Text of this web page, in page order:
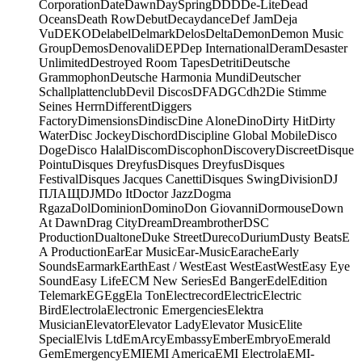
CorporationDateDawnDaySpringDDDDe-LiteDead
OceansDeath RowDebutDecaydanceDef JamDeja
VuDEKODelabelDelmarkDelosDeltaDemonDemon Music
GroupDemosDenovaliDEPDep InternationalDeramDesaster
UnlimitedDestroyed Room TapesDetritiDeutsche
GrammophonDeutsche Harmonia MundiDeutscher
SchallplattenclubDevil DiscosDFADGCdh2Die Stimme
Seines HerrnDifferentDiggers
FactoryDimensionsDindiscDine AloneDinoDirty HitDirty
WaterDisc JockeyDischordDiscipline Global MobileDisco
DogeDisco HalalDiscomDiscophonDiscoveryDiscreetDisque
PointuDisques DreyfusDisques DreyfusDisques
FestivalDisques Jacques CanettiDisques SwingDivisionDJ
ПЛАЩDJMDo ItDoctor JazzDogma
RgazaDolDominionDominoDon GiovanniDormouseDown
At DawnDrag CityDreamDreambrotherDSC
ProductionDualtoneDuke StreetDurecoDuriumDusty BeatsE
A ProductionEarEar MusicEar-MusicEaracheEarly
SoundsEarmarkEarthEast / WestEast WestEastWestEasy Eye
SoundEasy LifeECM New SeriesEd BangerEdelEdition
TelemarkEGEggEla TonElectrecordElectricElectric
BirdElectrolaElectronic EmergenciesElektra
MusicianElevatorElevator LadyElevator MusicElite
SpecialElvis LtdEmArcyEmbassyEmberEmbryoEmerald
GemEmergencyEMIEMI AmericaEMI ElectrolaEMI-